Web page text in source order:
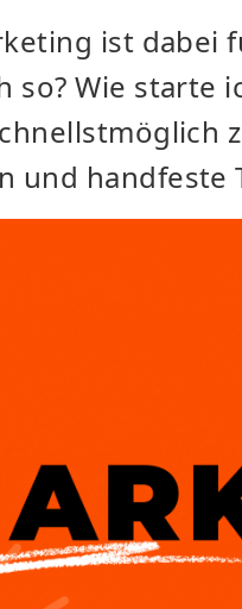
ist dabei
so? Wie starte
und handfeste